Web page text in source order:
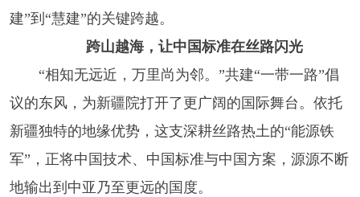
建”到“慧建”的关键跨越。
跨山越海，让中国标准在丝路闪光
“相知无远近，万里尚为邻。”共建“一带一路”倡
议的东风，为新疆院打开了更广阔的国际舞台。依托
新疆独特的地缘优势，这支深耕丝路热土的“能源铁
军”，正将中国技术、中国标准与中国方案，源源不断
地输出到中亚乃至更远的国度。